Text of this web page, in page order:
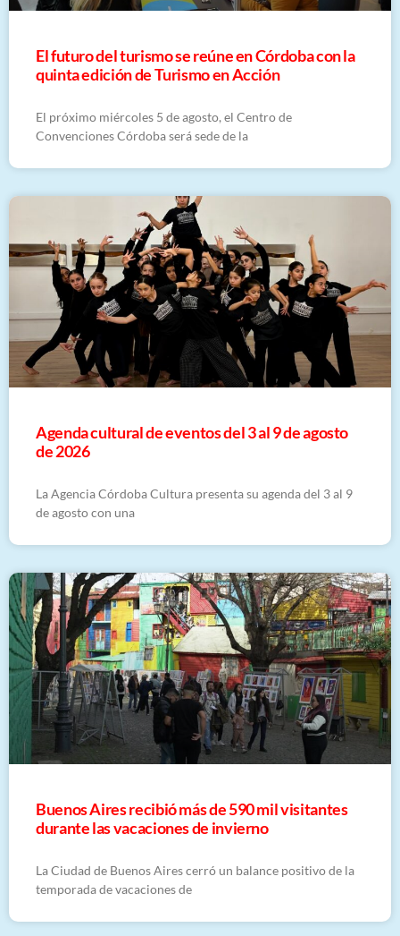
El futuro del turismo se reúne en Córdoba con la
quinta edición de Turismo en Acción
El próximo miércoles 5 de agosto, el Centro de
Convenciones Córdoba será sede de la
​Agenda cultural de eventos del 3 al 9 de agosto
de 2026
La Agencia Córdoba Cultura presenta su agenda del 3 al 9
de agosto con una
Buenos Aires recibió más de 590 mil visitantes
durante las vacaciones de invierno
La Ciudad de Buenos Aires cerró un balance positivo de la
temporada de vacaciones de